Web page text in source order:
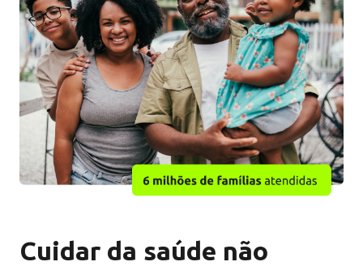
Cuidar da saúde não